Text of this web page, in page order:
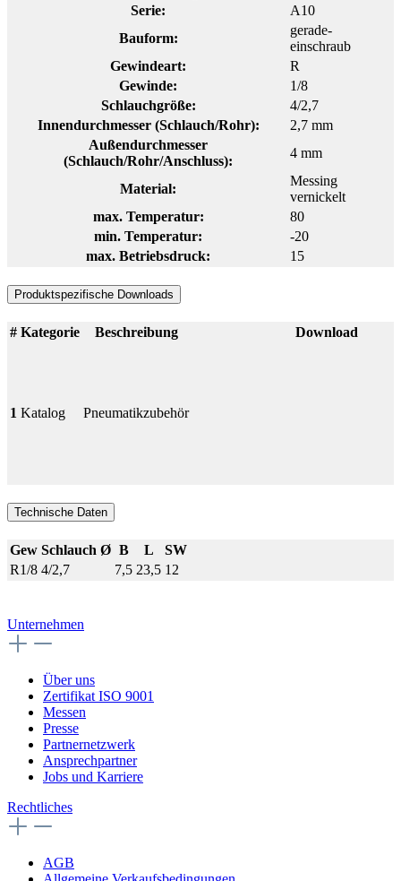
Serie:
A10
Bauform:
gerade-
einschraub
Gewindeart:
R
Gewinde:
1/8
Schlauchgröße:
4/2,7
Innendurchmesser (Schlauch/Rohr):
2,7 mm
Außendurchmesser
(Schlauch/Rohr/Anschluss):
4 mm
Material:
Messing
vernickelt
max. Temperatur:
80
min. Temperatur:
-20
max. Betriebsdruck:
15
Produktspezifische Downloads
# Kategorie Beschreibung Download
1 Katalog Pneumatikzubehör
Technische Daten
Gew Schlauch Ø B L
SW
R1/8 4/2,7 7,5 23,5 12
Unternehmen
Über uns
Zertifikat ISO 9001
Messen
Presse
Partnernetzwerk
Ansprechpartner
Jobs und Karriere
Rechtliches
AGB